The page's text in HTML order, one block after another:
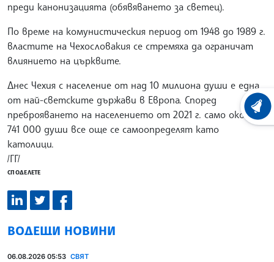
преди канонизацията (обявяването за светец).
По време на комунистическия период от 1948 до 1989 г.
властите на Чехословакия се стремяха да ограничат
влиянието на църквите.
Днес Чехия с население от над 10 милиона души е една
от най-светските държави в Европа. Според
преброяването на населението от 2021 г. само около
741 000 души все още се самоопределят като
католици.
/ГГ/
СПОДЕЛЕТЕ
ВОДЕЩИ НОВИНИ
06.08.2026 05:53 СВЯТ